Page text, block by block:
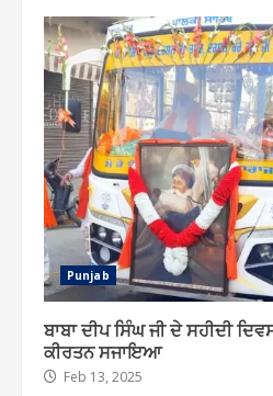
Punjab
ਬਾਬਾ ਦੀਪ ਸਿੰਘ ਜੀ ਦੇ ਸਹੀਦੀ
ਕੀਰਤਨ ਸਜਾਇਆ
Feb 13, 2025